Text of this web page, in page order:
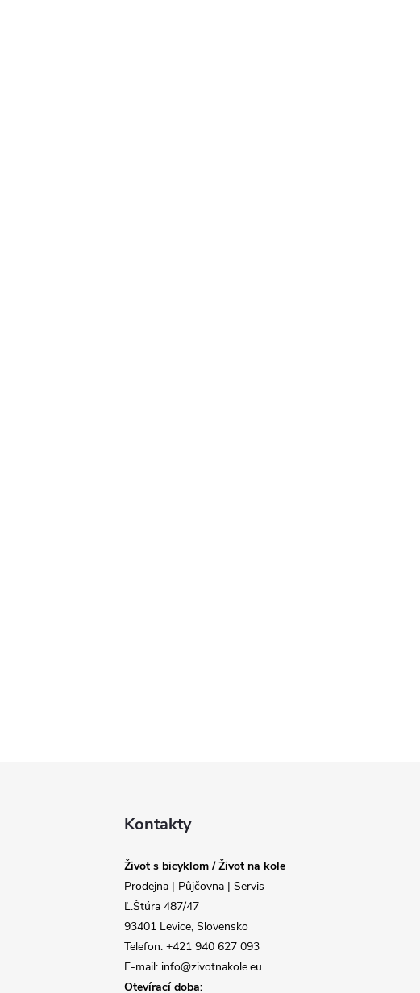
Kontakty
Život s bicyklom / Život na kole
Prodejna | Půjčovna | Servis
Ľ.Štúra 487/47
93401 Levice, Slovensko
Telefon: +421 940 627 093
E-mail: info@zivotnakole.eu
Otevírací doba: